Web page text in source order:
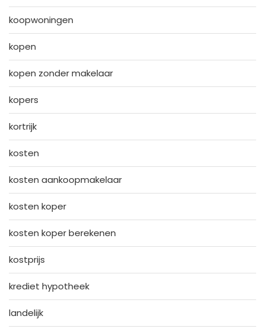
koopwoningen
kopen
kopen zonder makelaar
kopers
kortrijk
kosten
kosten aankoopmakelaar
kosten koper
kosten koper berekenen
kostprijs
krediet hypotheek
landelijk